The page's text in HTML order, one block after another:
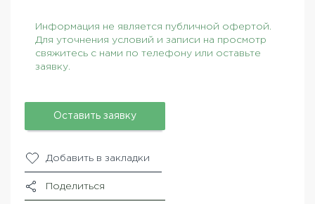
Информация не является публичной офертой.
Для уточнения условий и записи на просмотр
свяжитесь с нами по телефону или оставьте
заявку.
Оставить заявку
Добавить в закладки
Поделиться